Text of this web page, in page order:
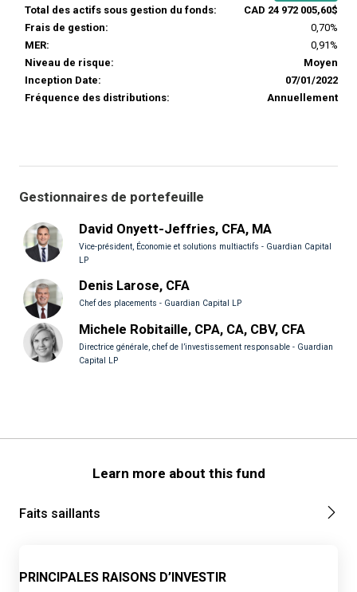
Total des actifs sous gestion du fonds:
CAD 24 972 005,60$
Frais de gestion:
0,70%
MER:
0,91%
Niveau de risque:
Moyen
Inception Date:
07/01/2022
Fréquence des distributions:
Annuellement
Gestionnaires de portefeuille
David Onyett-Jeffries, CFA, MA
Vice-président, Économie et solutions multiactifs - Guardian Capital
LP
Denis Larose, CFA
Chef des placements - Guardian Capital LP
Michele Robitaille, CPA, CA, CBV, CFA
Directrice générale, chef de l’investissement responsable - Guardian
Capital LP
Learn more about this fund
Faits saillants
PRINCIPALES RAISONS D’INVESTIR